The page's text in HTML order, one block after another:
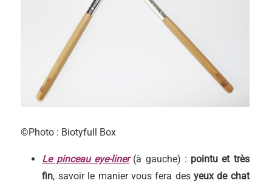
©Photo : Biotyfull Box
Le pinceau eye-liner(à gauche) : pointu et très
fin, savoir le manier vous fera desyeux de chat